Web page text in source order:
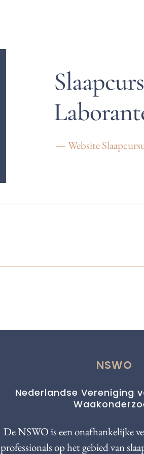
— Website
NSWO
Nederlandse Vereniging
De NSWO is een onafhankelijke
professionals op het gebied van